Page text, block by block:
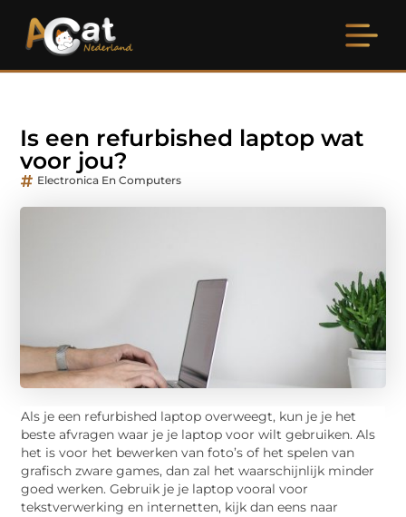
Is een refurbished laptop wat
voor jou?
Electronica En Computers
Als je een refurbished laptop overweegt, kun je je het
beste afvragen waar je je laptop voor wilt gebruiken. Als
het is voor het bewerken van foto’s of het spelen van
grafisch zware games, dan zal het waarschijnlijk minder
goed werken. Gebruik je je laptop vooral voor
tekstverwerking en internetten, kijk dan eens naar